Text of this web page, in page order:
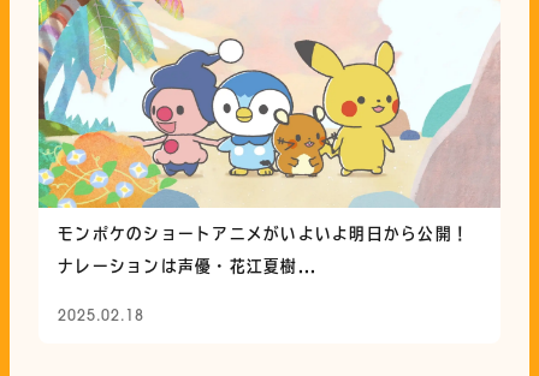
モンポケのショートアニメがいよいよ明日から公開！
ナレーションは声優・花江夏樹...
2025.02.18